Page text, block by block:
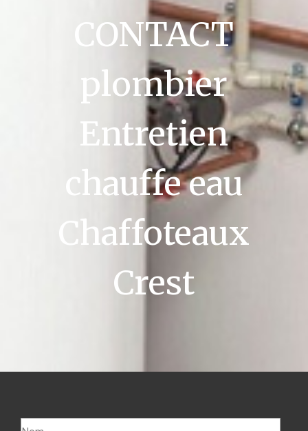
CONTACT
plombier
Entretien
chauffe eau
Chaffoteaux
Crest